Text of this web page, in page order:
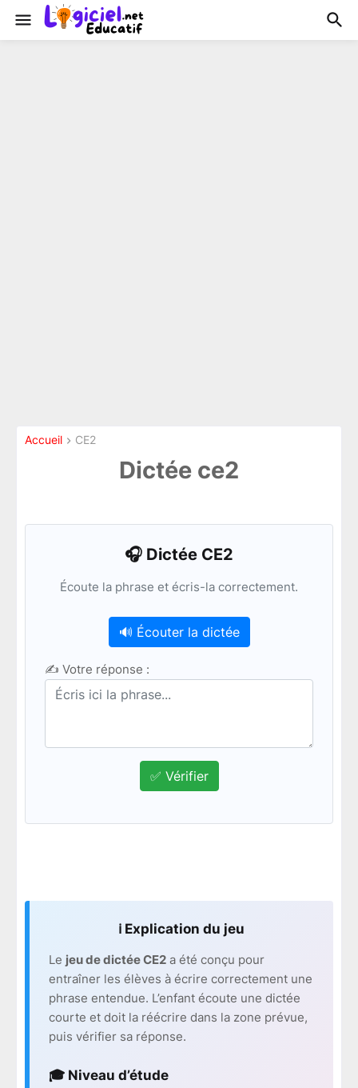
Accueil CE2
Dictée ce2
🎧 Dictée CE2
Écoute la phrase et écris-la correctement.
🔊 Écouter la dictée
✍️ Votre réponse :
✅ Vérifier
ℹ️ Explication du jeu
Le jeu de dictée CE2 a été conçu pour
entraîner les élèves à écrire correctement une
phrase entendue. L’enfant écoute une dictée
courte et doit la réécrire dans la zone prévue,
puis vérifier sa réponse.
🎓 Niveau d’étude